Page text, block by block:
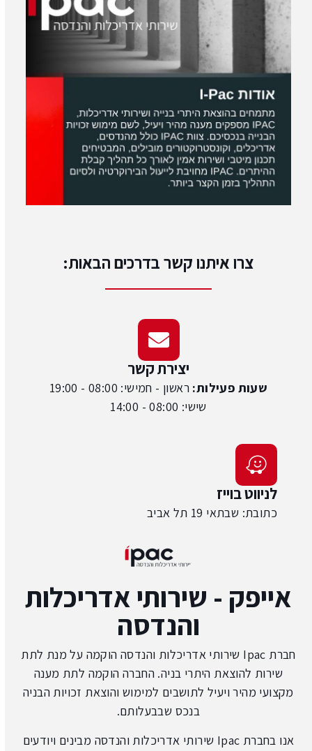
צרו איתנו קשר בדרכים הבאות:
יצירת קשר
שעות פעילות: ראשון - חמישי: 08:00 - 19:00
שישי: 08:00 - 14:00
לניווט בוייז
כתובת: שבתאי 19 תל אביב
אייפק - שירותי אדריכלות
והנדסה
חברת Ipac שירותי אדריכלות והנדסה הוקמה על מנת לתת
שירות להוצאת היתרי בניה. החברה הוקמה לתת מענה
מקצועי מהיר ויעיל לתושבים למימוש והוצאת זכויות הבניה
בנכס שבבעלותם.
אנו בחברת Ipac שירותי אדריכלות והנדסה מבינים ויודעים